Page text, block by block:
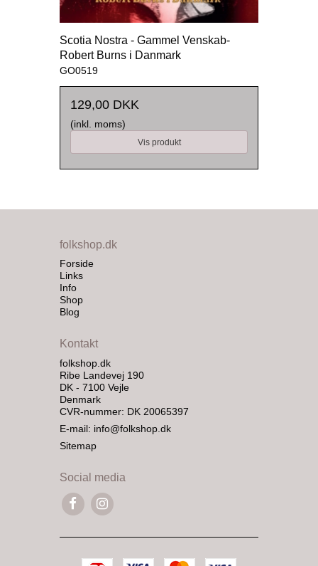
Scotia Nostra - Gammel Venskab-
Robert Burns i Danmark
GO0519
129,00 DKK
(inkl. moms)
Vis produkt
folkshop.dk
Forside
Links
Info
Shop
Blog
Kontakt
folkshop.dk
Ribe Landevej 190
DK - 7100 Vejle
Denmark
CVR-nummer: DK 20065397
E-mail: info@folkshop.dk
Sitemap
Social media